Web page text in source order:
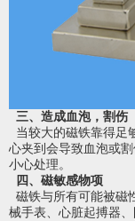
三、造成血泡，割伤
当较大的磁铁靠得足
心夹到会导致血泡或
小心处理。
四、磁敏感物项
磁铁与所有可能被磁
械手表、心脏起搏器